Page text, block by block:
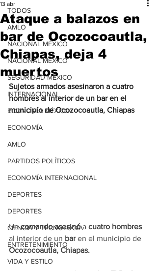
TODOS
AMLO
NACIONAL MÉXICO
NACIONAL MÉXICO
SEGURIDAD MÉXICO
INTERNACIONAL
ECONOMÍA MÉXICO
ECONOMÍA
AMLO
PARTIDOS POLÍTICOS
ECONOMÍA INTERNACIONAL
DEPORTES
DEPORTES
CIENCIA Y TECNOLOGÍA
ENTRETENIMIENTO
VIDA Y ESTILO
Ataque a balazos en
bar de Ocozocoautla,
Chiapas, deja 4
muertos
13 abr
Sujetos armados asesinaron a cuatro
hombres al interior de un bar en el
municipio de Ocozocoautla, Chiapas
Un comando asesinó a cuatro hombres
al interior de un bar en el municipio de
Ocozocoautla, Chiapas.